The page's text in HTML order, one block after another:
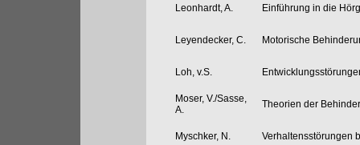
Leonhardt, A. Einführung in die
Leyendecker, C. Motorische
Loh, v.S.
Moser, V./Sasse,
A.
Theorien der
Myschker, N. Verhaltensstörungen